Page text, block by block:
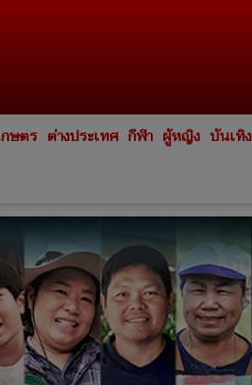
กษตร ต่างประเทศ กีฬา ผู้หญิง บันเทิง